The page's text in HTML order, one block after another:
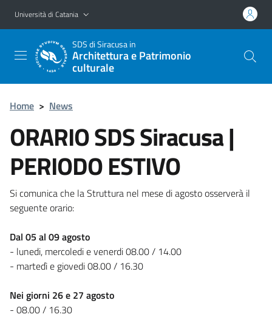
Vai al contenuto principale
Vai al menu di navigazione
Università di Catania
SDSdi Siracusa in
Architettura e Patrimonio
culturale
Home > News
ORARIO SDS Siracusa |
PERIODO ESTIVO
Si comunica che la Struttura nel mese di agosto osserverà il
seguente orario:
Dal 05 al 09 agosto
- lunedi, mercoledi e venerdi 08.00 / 14.00
- martedì e giovedi 08.00 / 16.30
Nei giorni 26 e 27 agosto
- 08.00 / 16.30